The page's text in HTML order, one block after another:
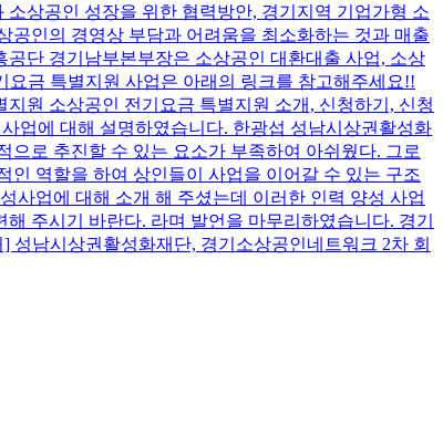
상공인 성장을 위한 협력방안, 경기지역 기업가형 소
인의 경영상 부담과 어려움을 최소화하는 것과 매출
단 경기남부본부장은 소상공인 대환대출 사업, 소상
금 특별지원 사업은 아래의 링크를 참고해주세요!!
원 소상공인 전기요금 특별지원 소개, 신청하기, 신청
사업에 대해 설명하였습니다. 한광섭 성남시상권활성화
로 추진할 수 있는 요소가 부족하여 아쉬웠다. 그로
역할을 하여 상인들이 사업을 이어갈 수 있는 구조
사업에 대해 소개 해 주셨는데 이러한 인력 양성 사업
주시기 바란다. 라며 발언을 마무리하였습니다. 경기
남시상권활성화재단, 경기소상공인네트워크 2차 회